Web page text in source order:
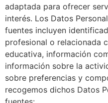
adaptada para ofrecer
interés. Los Datos
fuentes incluyen
profesional o relacionada
educativa, información
información sobre la
sobre preferencias y
recogemos dichos Datos